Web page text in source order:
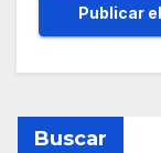
Buscar